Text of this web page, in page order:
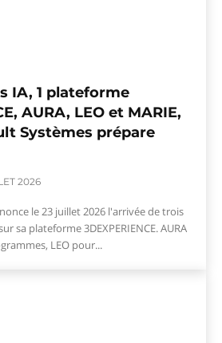
IA, 1 plateforme
AURA, LEO et MARIE,
Systèmes prépare
2026
le 23 juillet 2026 l'arrivée de trois
sa plateforme 3DEXPERIENCE. AURA
LEO pour...